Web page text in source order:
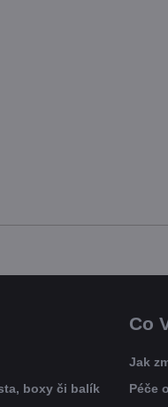
boxy či balík
Co
Jak
Péče